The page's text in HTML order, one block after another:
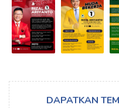
DAPATKAN